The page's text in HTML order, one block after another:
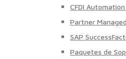
CFDI
Partner
SAP
Paquetes de